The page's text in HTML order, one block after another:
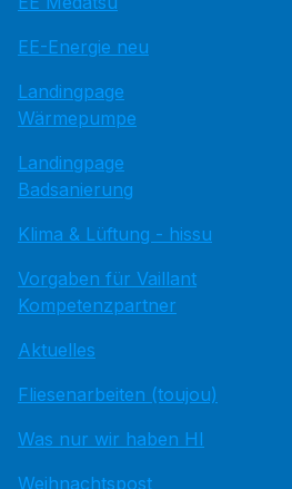
EE-Energie neu
Landingpage
Wärmepumpe
Landingpage
Badsanierung
Klima & Lüftung - hissu
Vorgaben für Vaillant
Kompetenzpartner
Aktuelles
Fliesenarbeiten (toujou)
Was nur wir haben HI
Weihnachtspost